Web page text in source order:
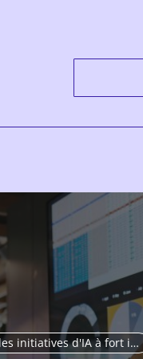
Porter des initiatives d'IA à fort impact